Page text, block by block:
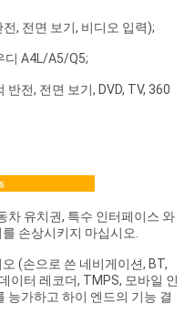
, 전면 보기, 비디오 입력);
디 A4L/A5/Q5;
반전, 전면 보기, DVD, TV, 360
차 유치권, 특수 인터페이스 와
손상시키지 마십시오.
(손으로 쓴 네비게이션, BT,
이터 레코더, TMPS, 모바일 인
능가하고 하이 엔드의 기능 결